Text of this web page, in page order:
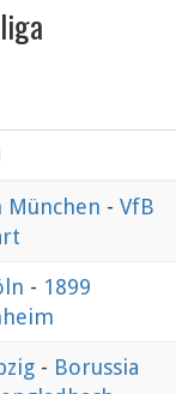
München - VfB
- 1899
- Borussia